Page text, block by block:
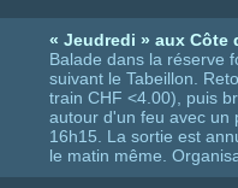
« Jeudredi » aux Côte
Balade dans la réserve
suivant le Tabeillon.
train CHF <4.00), puis
autour d'un feu avec un
16h15. La sortie est
le matin même.